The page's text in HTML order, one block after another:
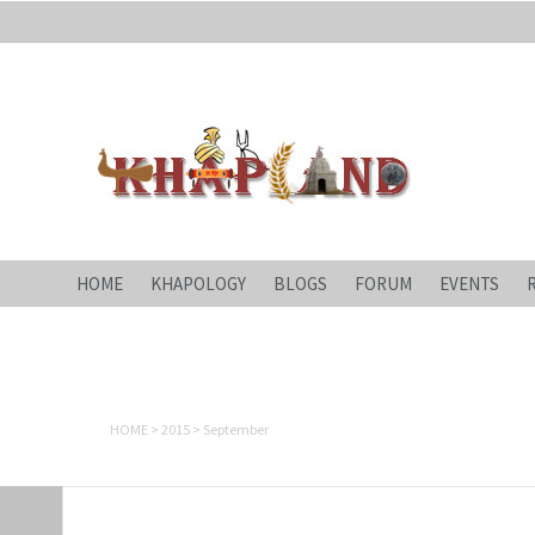
HOME KHAPOLOGY BLOGS FORUM EVENTS
HOME > 2015 > September